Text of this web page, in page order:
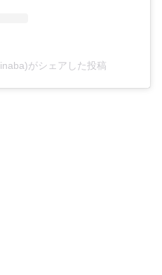
がシェアした投稿